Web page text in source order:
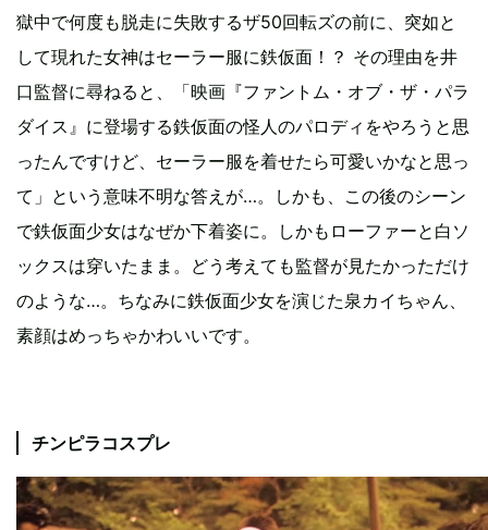
獄中で何度も脱走に失敗するザ50回転ズの前に、突如と
して現れた女神はセーラー服に鉄仮面！？ その理由を井
口監督に尋ねると、「映画『ファントム・オブ・ザ・パラ
ダイス』に登場する鉄仮面の怪人のパロディをやろうと思
ったんですけど、セーラー服を着せたら可愛いかなと思っ
て」という意味不明な答えが…。しかも、この後のシーン
で鉄仮面少女はなぜか下着姿に。しかもローファーと白ソ
ックスは穿いたまま。どう考えても監督が見たかっただけ
のような…。ちなみに鉄仮面少女を演じた泉カイちゃん、
素顔はめっちゃかわいいです。
チンピラコスプレ